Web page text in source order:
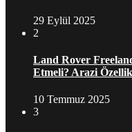
29 Eylül 2025
2
Land Rover
Etmeli? Arazi
10 Temmuz 2025
3